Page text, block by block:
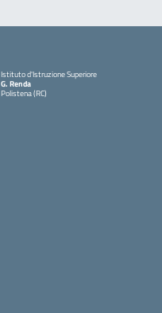
Istituto d'Istruzione Superiore
G. Renda
Polistena (RC)